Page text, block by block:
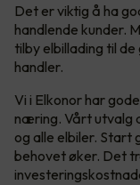
Det er viktig å ha
handlende kunder.
tilby elbillading til
handler.
Vi i Elkonor har
næring. Vårt utvalg
og alle elbiler. Start
behovet øker. Det